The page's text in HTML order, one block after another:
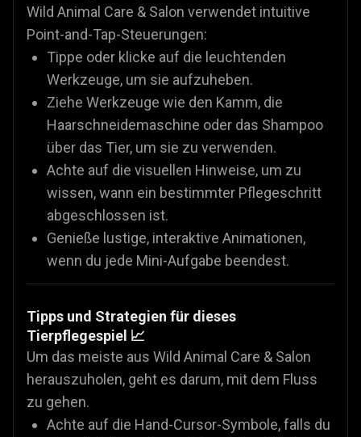
Wild Animal Care & Salon verwendet intuitive
Point-and-Tap-Steuerungen:
Tippe oder klicke auf die leuchtenden
Werkzeuge, um sie aufzuheben.
Ziehe Werkzeuge wie den Kamm, die
Haarschneidemaschine oder das Shampoo
über das Tier, um sie zu verwenden.
Achte auf die visuellen Hinweise, um zu
wissen, wann ein bestimmter Pflegeschritt
abgeschlossen ist.
Genieße lustige, interaktive Animationen,
wenn du jede Mini-Aufgabe beendest.
Tipps und Strategien für dieses
Tierpflegespiel 📈
Um das meiste aus Wild Animal Care & Salon
herauszuholen, geht es darum, mit dem Fluss
zu gehen.
Achte auf die Hand-Cursor-Symbole, falls du